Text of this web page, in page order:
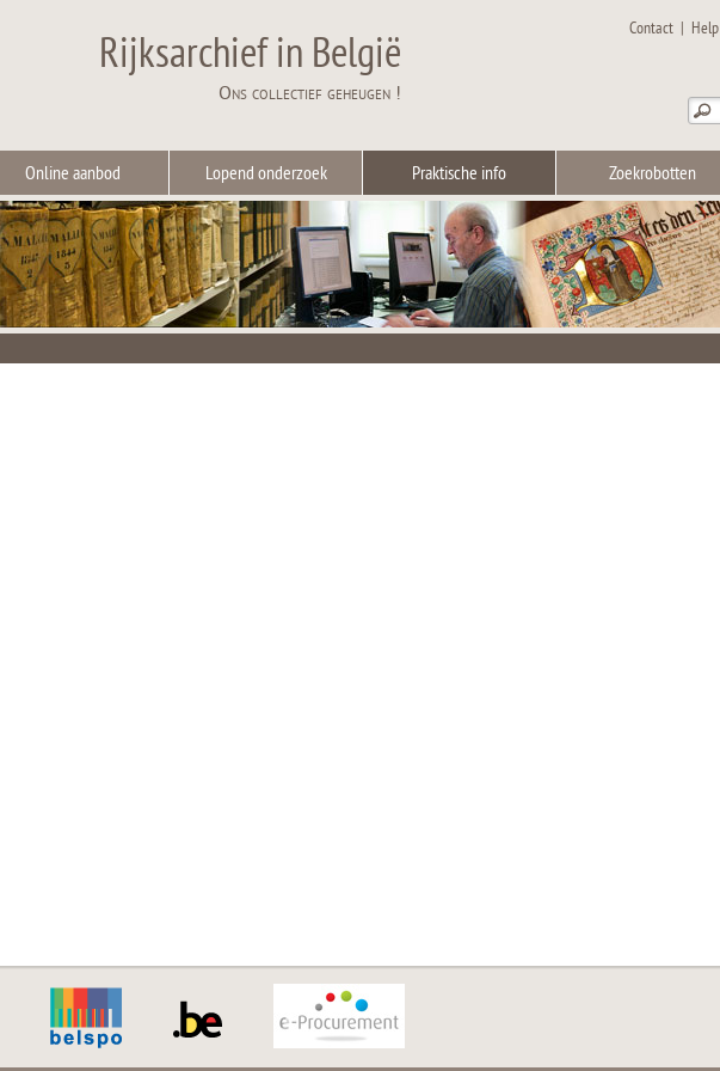
Rijksarchief in België
Ons collectief geheugen !
Contact | Help
Online aanbod Lopend onderzoek Praktische info Zoekrobotten